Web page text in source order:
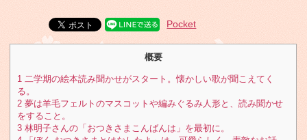
Pocket
概要
1 二学期の絵本読み聞かせがスタート。懐かしい歌が聞こえてく
る。
2 夢は羊毛フェルトのマスコットや編みぐるみ人形と、読み聞かせ
をすること。
3 林明子さんの「おつきさまこんばんは」を最初に。